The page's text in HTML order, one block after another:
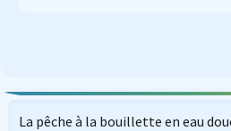
La pêche à la bouillette en eau